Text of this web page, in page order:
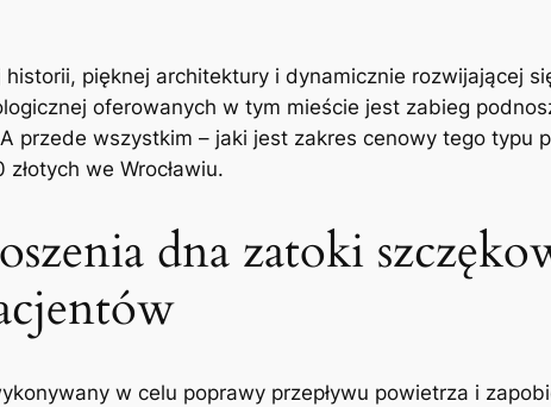
pięknej ⁣architektury i dynamicznie rozwijającej
oferowanych w tym mieście jest zabieg
przede wszystkim – ‌jaki jest zakres cenowy tego typu
we Wrocławiu.
dna zatoki
w celu poprawy‍ przepływu powietrza ⁢i